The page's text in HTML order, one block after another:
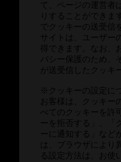
て、ページの運営者
りすることができま
でクッキーの送受信
サイトは、ユーザー
得できます。なお、
バシー保護のため、
が送受信したクッキ
※クッキーの設定に
お客様は、クッキー
べてのクッキーを許
ーを拒否する」、「
ーに通知する」など
は、ブラウザにより
る設定方法は、お使